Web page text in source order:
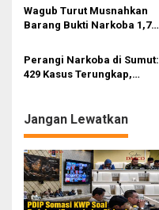
Wagub Turut Musnahkan
Barang Bukti Narkoba 1,7
Perangi Narkoba di Sumut:
429 Kasus Terungkap,
Jangan Lewatkan